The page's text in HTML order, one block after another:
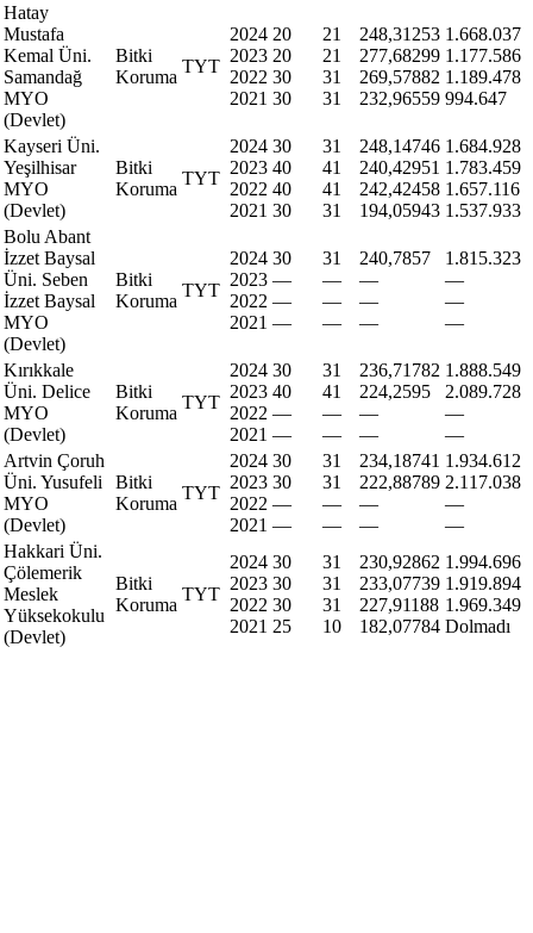
Hatay
Mustafa
Kemal Üni.
Samandağ
MYO
(Devlet)
Bitki
Koruma
TYT
2024
2023
2022
2021
20
20
30
30
21
21
31
31
248,31253
277,68299
269,57882
232,96559
1.668.037
1.177.586
1.189.478
994.647
Kayseri Üni.
Yeşilhisar
MYO
(Devlet)
Bitki
Koruma
TYT
2024
2023
2022
2021
30
40
40
30
31
41
41
31
248,14746
240,42951
242,42458
194,05943
1.684.928
1.783.459
1.657.116
1.537.933
Bolu Abant
İzzet Baysal
Üni. Seben
İzzet Baysal
MYO
(Devlet)
Bitki
Koruma
TYT
2024
2023
2022
2021
30
—
—
—
31
—
—
—
240,7857
—
—
—
1.815.323
—
—
—
Kırıkkale
Üni. Delice
MYO
(Devlet)
Bitki
Koruma
TYT
2024
2023
2022
2021
30
40
—
—
31
41
—
—
236,71782
224,2595
—
—
1.888.549
2.089.728
—
—
Artvin Çoruh
Üni. Yusufeli
MYO
(Devlet)
Bitki
Koruma
TYT
2024
2023
2022
2021
30
30
—
—
31
31
—
—
234,18741
222,88789
—
—
1.934.612
2.117.038
—
—
Hakkari Üni.
Çölemerik
Meslek
Yüksekokulu
(Devlet)
Bitki
Koruma
TYT
2024
2023
2022
2021
30
30
30
25
31
31
31
10
230,92862
233,07739
227,91188
182,07784
1.994.696
1.919.894
1.969.349
Dolmadı